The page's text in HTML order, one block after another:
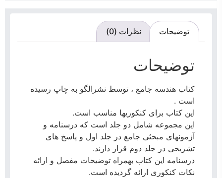
توضیحات نظرات (0)
توضیحات
کتاب هندسه جامع ، توسط نشرالگو به چاپ رسیده
است .
این کتاب برای کنکوریها مناسب است.
این مجموعه شامل دو جلد است که درسنامه و
آزمونهای مبحثی جامع در جلد اول و پاسخ های
تشریحی در جلد دوم قرار دارند.
درسنامه این کتاب بهمراه توضیحات مفصل و ارائه
نکات کنکوری ارائه گردیده است.